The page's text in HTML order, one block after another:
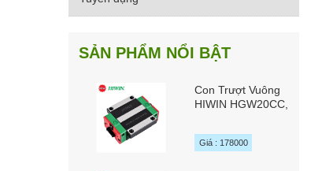
SẢN PHẨM NỔI BẬT
Con Trượt Vuông
HIWIN HGW20CC,
HGW20SC
Giá : 178000